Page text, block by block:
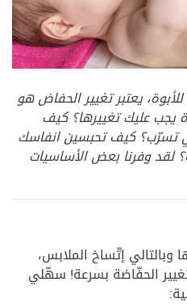
يعتبر تغيير الحفاض هو
يجب عليك تغييرها؟ كيف
تسرّب؟ كيف تحبسين انفاسك
لقد وفرنا بعض الأساسيات
إتّساخ الملابس،
الحفّاضة بسرعة! سهّلي